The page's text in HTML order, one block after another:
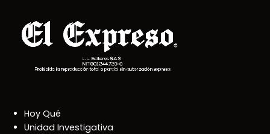
Hoy Qué
Unidad Investigativa